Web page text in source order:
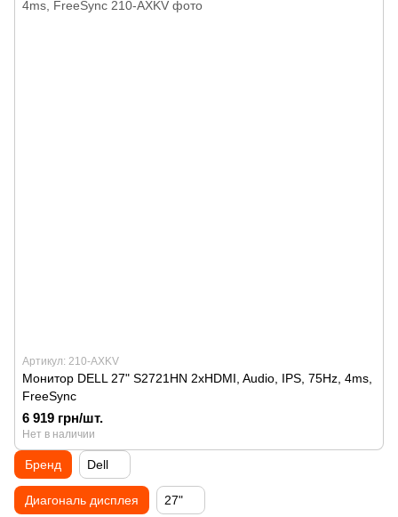
Артикул: 210-AXKV
Монитор DELL 27" S2721HN 2xHDMI, Audio, IPS, 75Hz, 4ms,
FreeSync
6 919 грн/шт.
Нет в наличии
Бренд Dell
Диагональ дисплея 27"